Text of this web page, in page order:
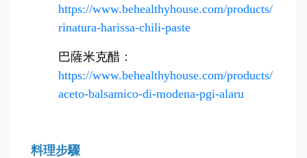
https://www.behealthyhouse.com/products/
rinatura-harissa-chili-paste
巴薩米克醋 ：
https://www.behealthyhouse.com/products/
aceto-balsamico-di-modena-pgi-alaru
料理步驟